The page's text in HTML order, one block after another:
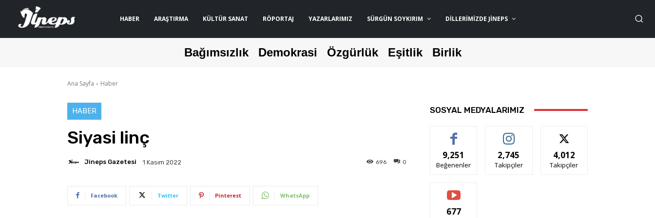
HABER ARAŞTIRMA KÜLTÜR SANAT RÖPORTAJ YAZARLARIMIZ SÜRGÜN SOYKIRIM DILLERIMIZDE JİNEPS
Bağımsızlık Demokrasi Özgürlük Eşitlik Birlik
Ana Sayfa Haber
HABER
Siyasi linç
Jineps Gazetesi 1 Kasım 2022 0
696
Facebook Twitter Pinterest WhatsApp
SOSYAL MEDYALARIMIZ
9,251
Beğenenler
2,745
Takipçiler
4,012
Takipçiler
677